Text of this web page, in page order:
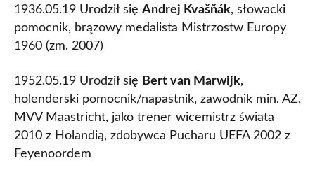
1936.05.19 Urodził się Andrej Kvašňák, słowacki
pomocnik, brązowy medalista Mistrzostw Europy
1960 (zm. 2007)
1952.05.19 Urodził się Bert van Marwijk,
holenderski pomocnik/napastnik, zawodnik min. AZ,
MVV Maastricht, jako trener wicemistrz świata
2010 z Holandią, zdobywca Pucharu UEFA 2002 z
Feyenoordem